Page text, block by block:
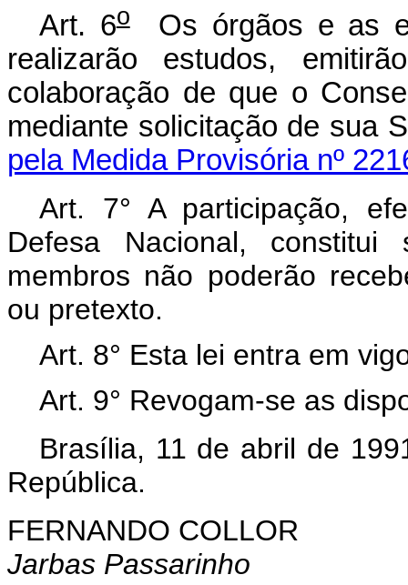
Art. 6oOs órgãos e as
realizarão estudos,
colaboração de que o
mediante solicitação de sua
pela Medida Provisória nº
Art. 7° A participação,
Defesa Nacional,
membros não poderão
ou pretexto.
Art. 8° Esta lei entra em
Art. 9° Revogam-se as
Brasília, 11 de abril de
República.
FERNANDO COLLOR
Jarbas Passarinho